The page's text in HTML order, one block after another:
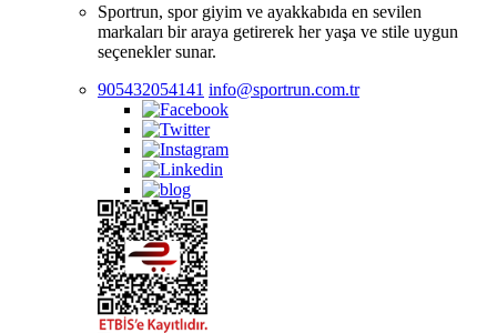
Sportrun, spor giyim ve ayakkabıda en sevilen
markaları bir araya getirerek her yaşa ve stile uygun
seçenekler sunar.
905432054141 info@sportrun.com.tr